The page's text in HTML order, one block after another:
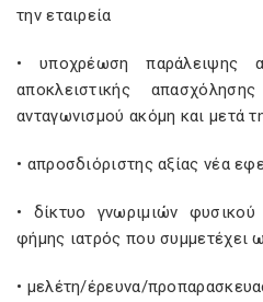
την εταιρεία
• υποχρέωση παράλειψης
αποκλειστικής
ανταγωνισμού ακόμη και μετά
• απροσδιόριστης αξίας νέα
• δίκτυο γνωριμιών
φήμης ιατρός που συμμετέχει
• μελέτη/έρευνα/